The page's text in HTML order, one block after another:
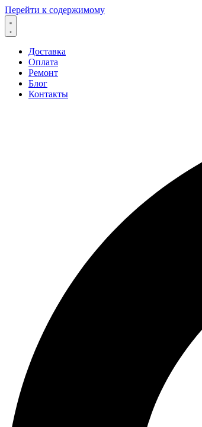
Перейти к содержимому
Доставка
Оплата
Ремонт
Блог
Контакты